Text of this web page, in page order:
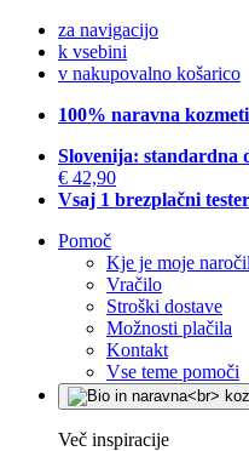
za navigacijo
k vsebini
v nakupovalno košarico
100% naravna
Slovenija: standardna
€ 42,90
Vsaj 1 brezplačni tester
Pomoč
Kje je moje
Vračilo
Stroški dostave
Možnosti plačila
Kontakt
Vse teme pomoči
Več inspiracije